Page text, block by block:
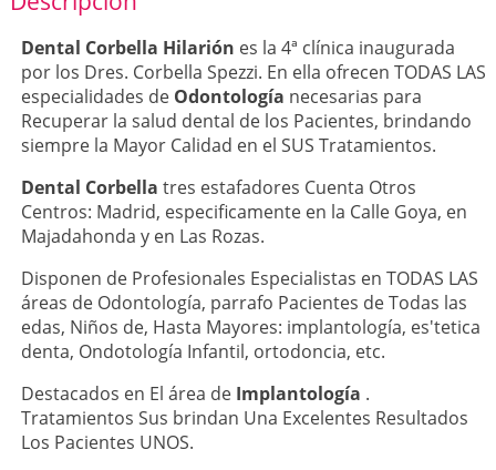
Dental Corbella Hilarión es la 4ª clínica inaugurada
por los Dres. Corbella Spezzi. En ella ofrecen TODAS LAS
especialidades de Odontología necesarias para
Recuperar la salud dental de los Pacientes, brindando
siempre la Mayor Calidad en el SUS Tratamientos.
Dental Corbella tres estafadores Cuenta Otros
Centros: Madrid, especificamente en la Calle Goya, en
Majadahonda y en Las Rozas.
Disponen de Profesionales Especialistas en TODAS LAS
áreas de Odontología, parrafo Pacientes de Todas las
edas, Niños de, Hasta Mayores: implantología, es'tetica
denta, Ondotología Infantil, ortodoncia, etc.
Destacados en El área de Implantología .
Tratamientos Sus brindan Una Excelentes Resultados
Los Pacientes UNOS.